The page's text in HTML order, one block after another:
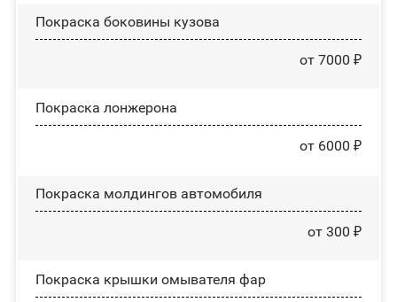
Покраска боковины кузова
от 7000 ₽
Покраска лонжерона
от 6000 ₽
Покраска молдингов автомобиля
от 300 ₽
Покраска крышки омывателя фар